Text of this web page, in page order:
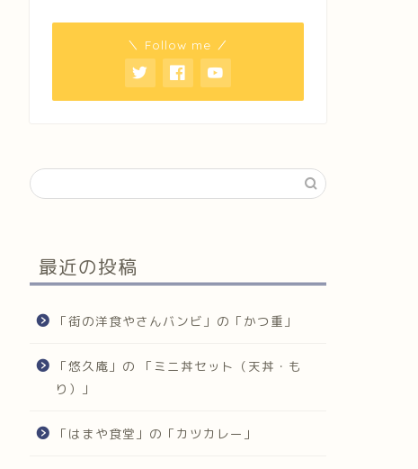
＼ Follow me ／
最近の投稿
「街の洋食やさんバンビ」の「かつ重」
「悠久庵」の 「ミニ丼セット（天丼・も
り）」
「はまや食堂」の「カツカレー」